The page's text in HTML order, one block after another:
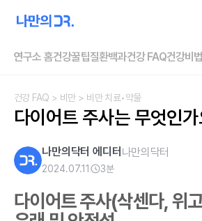
연구소 홈건강꿀팁질환백과건강 FAQ건강비법
건강 FAQ > 비만> 비만 치료•약물
다이어트 주사는 무엇인
나만의닥터 에디터 나만의닥터
2024.07.11 3분
다이어트 주사(삭센다, 위